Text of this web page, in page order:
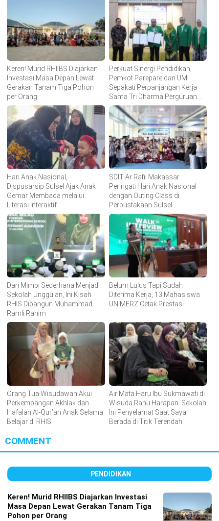
Keren! Murid RHIIBS Diajarkan
Investasi Masa Depan Lewat
Gerakan Tanam Tiga Pohon
per Orang
Perkuat Sinergi Pendidikan,
Pemkot Parepare dan UMI
Sepakati Perpanjangan Kerja
Sama Tri Dharma Perguruan
Tinggi
Hari Anak Nasional,
Dispusarsip Sulsel Ajak Anak
Gemar Membaca melalui
Literasi Interaktif
SDIT Ar Rafii Makassar
Peringati Hari Anak Nasional
dengan Outing Class di
Perpustakaan Sulsel
Dari Mimpi Sederhana Menjadi
Sekolah Unggulan, Ini Kisah
RHIS Dibangun Muhammad
Ramli Rahim
Belum Lulus Tapi Sudah
Diterima Kerja, 13 Mahasiswa
UNIMERZ Cetak Prestasi
Orang Tua Wisudawan Akui
Perkembangan Akhlak dan
Hafalan Al-Qur’an Anak Selama
Belajar di RHIS
Air Mata Haru Ibu Sukmawati di
Wisuda Ranu Harapan: Sekolah
Ini Penyelamat Saat Saya
Berada di Titik Terendah
COMMENT
PENDIDIKAN
Keren! Murid RHIIBS Diajarkan Investasi
Masa Depan Lewat Gerakan Tanam Tiga
Pohon per Orang